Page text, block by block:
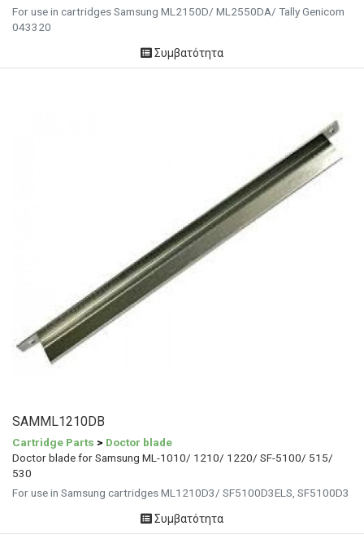
For use in cartridges Samsung ML2150D/ ML2550DA/ Tally Genicom
043320
Συμβατότητα
SAMML1210DB
Cartridge Parts > Doctor blade
Doctor blade for Samsung ML-1010/ 1210/ 1220/ SF-5100/ 515/
530
For use in Samsung cartridges ML1210D3/ SF5100D3ELS, SF5100D3
Συμβατότητα